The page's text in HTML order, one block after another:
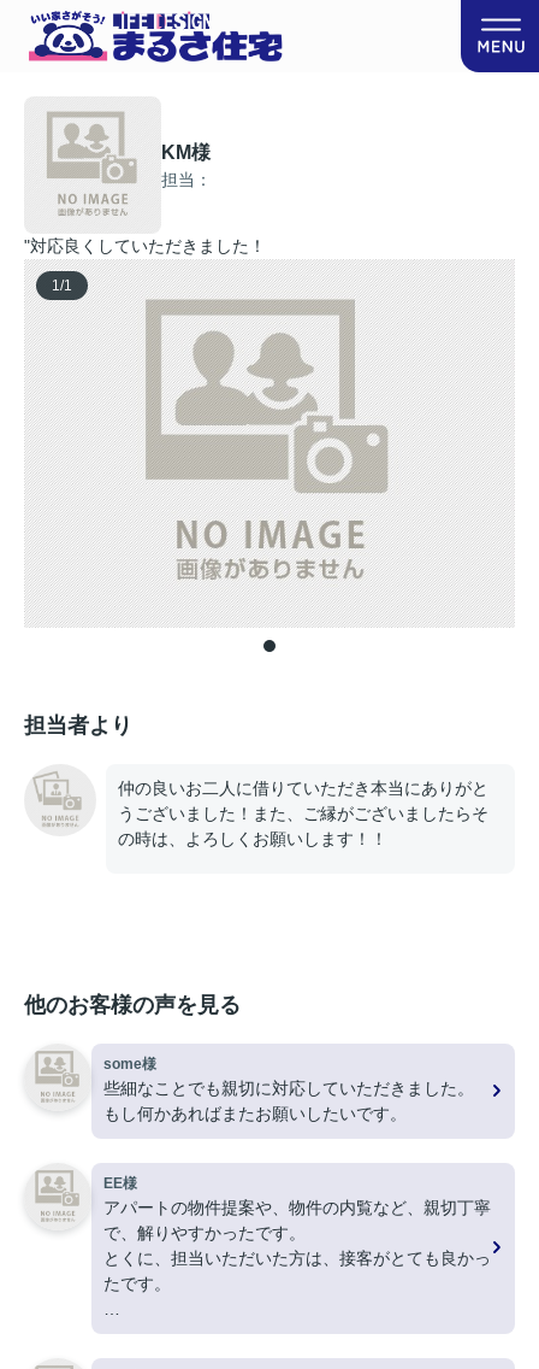
KM様
担当：
"対応良くしていただきました！
1/1
担当者より
仲の良いお二人に借りていただき本当にありがと
うございました！また、ご縁がございましたらそ
の時は、よろしくお願いします！！
他のお客様の声を見る
some様
些細なことでも親切に対応していただきました。
もし何かあればまたお願いしたいです。
EE様
アパートの物件提案や、物件の内覧など、親切丁寧
で、解りやすかったです。
とくに、担当いただいた方は、接客がとても良かっ
たです。
ありがとうございました。